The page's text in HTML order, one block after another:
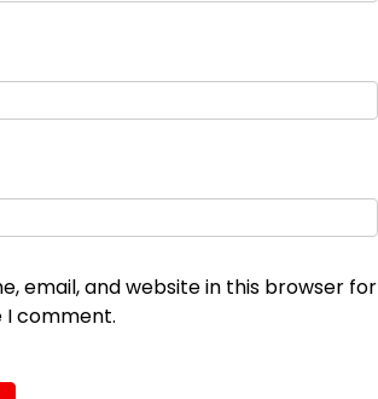
email, and website in this browser for
comment.